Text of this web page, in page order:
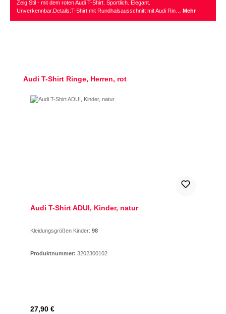
Zeig Stil - mit dem roten Audi T-Shirt. Sportlich. Elegant.
Unverkennbar.Details:T-Shirt mit Rundhalsausschnitt mit Audi Rin… Mehr
Produktgalerie überspringen
Audi T-Shirt Ringe, Herren, rot
Audi T-Shirt ADUI, Kinder, natur
Kleidungsgrößen Kinder: 98
Produktnummer: 3202300102
Regulärer Preis:
27,90 €